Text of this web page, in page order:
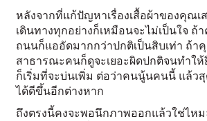
หลังจากที่แก้ปัญหาเรื่องเสื้อผ้าของคุณเ
เดินทางทุกอย่างก็เหมือนจะไม่เป็นใจ
ถนนก็แออัดมากกว่าปกติเป็นสิบเท่า ถ้า
สาธารณะคนก็ดูจะเยอะผิดปกติจนทำใ
ก็เริ่มที่จะบ่นเพิ่ม ต่อว่าคนนู้นคนนี้ แล้ว
ได้ดีขึ้นอีกต่างหาก
ถึงตรงนี้คงจะพอนึกภาพออกแล้วใช่ไหม